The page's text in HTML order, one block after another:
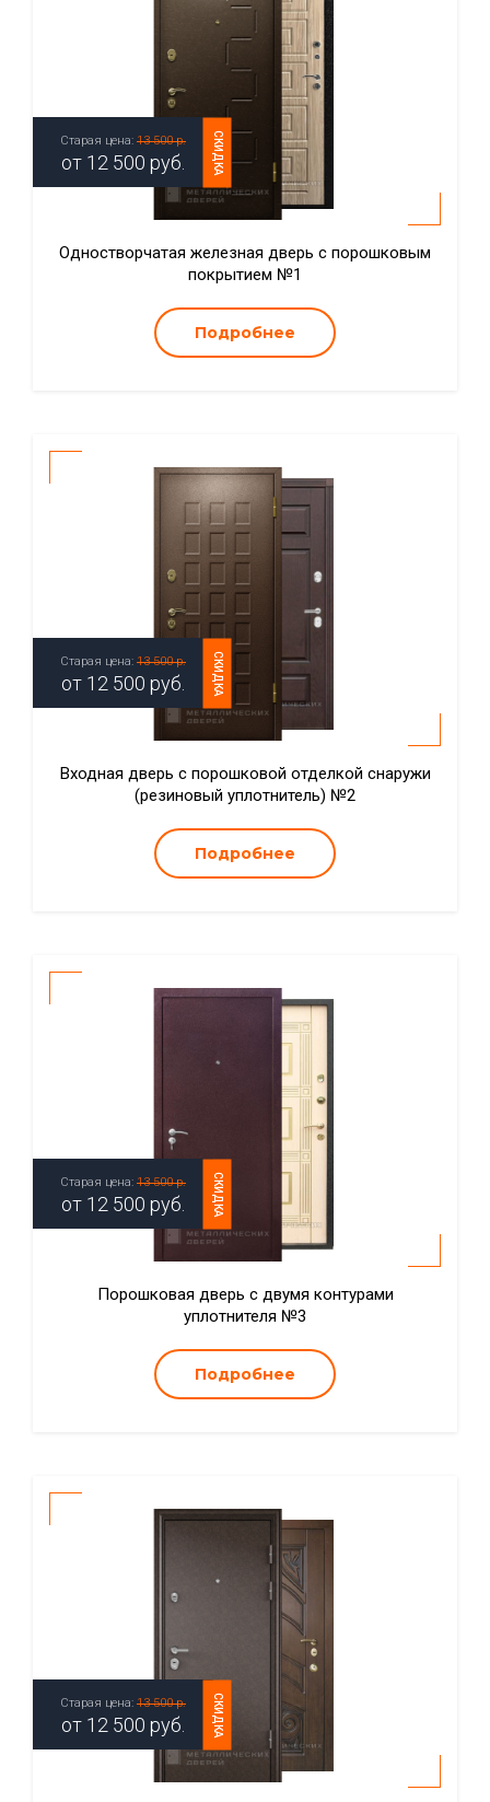
СКИДКА
Старая цена: 13 500 р.
от 12 500 руб.
Одностворчатая железная дверь с порошковым
покрытием №1
Подробнее
СКИДКА
Старая цена: 13 500 р.
от 12 500 руб.
Входная дверь с порошковой отделкой снаружи
(резиновый уплотнитель) №2
Подробнее
СКИДКА
Старая цена: 13 500 р.
от 12 500 руб.
Порошковая дверь с двумя контурами
уплотнителя №3
Подробнее
СКИДКА
Старая цена: 13 500 р.
от 12 500 руб.